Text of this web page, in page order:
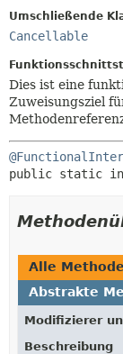
INDEX
Umschließende
Cancellable
Dies ist eine
Zuweisungsziel
public static
Alle
Abstrakte
Modifizierer
Beschreibung